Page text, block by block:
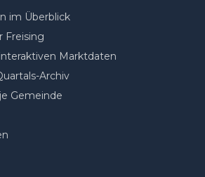
im Überblick
Freising
Marktdaten
Archiv
Gemeinde